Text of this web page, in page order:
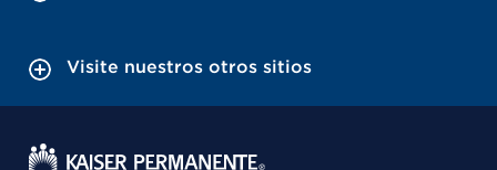
Visite nuestros otros sitios